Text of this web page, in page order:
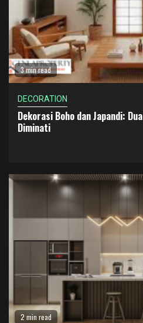
3 min read
DECORATION
Dekorasi Boho dan Japandi:
Diminati
2 min read